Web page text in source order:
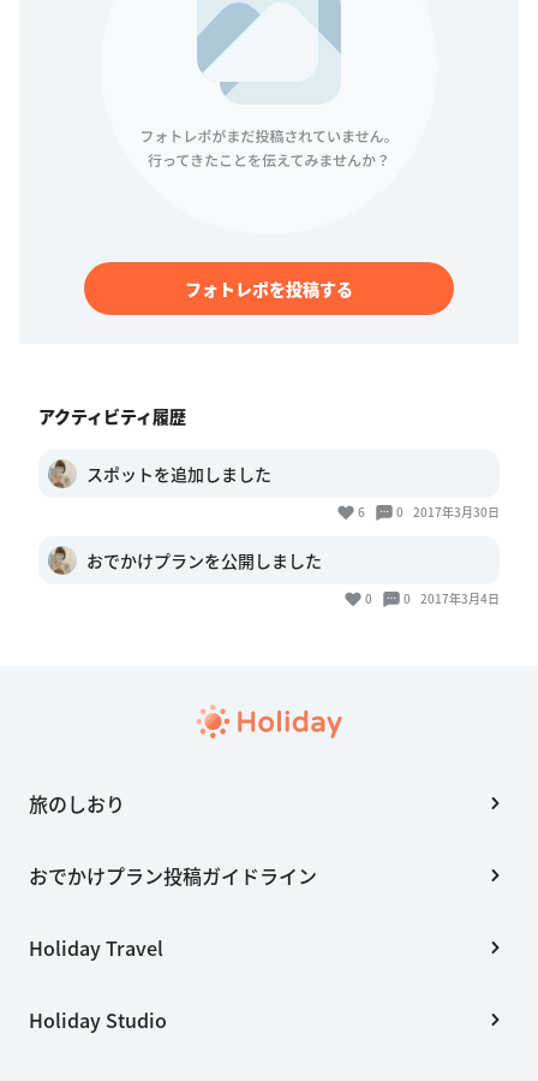
フォトレポを投稿する
アクティビティ履歴
スポットを追加しました
6 0 2017年3月30日
おでかけプランを公開しました
0 0 2017年3月4日
旅のしおり
おでかけプラン投稿ガイドライン
Holiday Travel
Holiday Studio